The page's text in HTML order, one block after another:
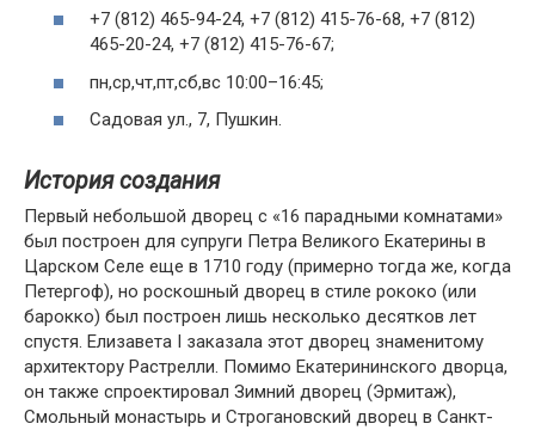
+7 (812) 465-94-24, +7 (812) 415-76-68, +7 (812)
465-20-24, +7 (812) 415-76-67;
пн,ср,чт,пт,сб,вс 10:00–16:45;
Садовая ул., 7, Пушкин.
История создания
Первый небольшой дворец с «16 парадными комнатами»
был построен для супруги Петра Великого Екатерины в
Царском Селе еще в 1710 году (примерно тогда же, когда
Петергоф), но роскошный дворец в стиле рококо (или
барокко) был построен лишь несколько десятков лет
спустя. Елизавета I заказала этот дворец знаменитому
архитектору Растрелли. Помимо Екатерининского дворца,
он также спроектировал Зимний дворец (Эрмитаж),
Смольный монастырь и Строгановский дворец в Санкт-